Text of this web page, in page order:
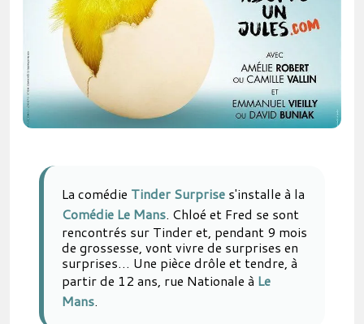
La comédie Tinder Surprise s'installe à la
Comédie Le Mans. Chloé et Fred se sont
rencontrés sur Tinder et, pendant 9 mois
de grossesse, vont vivre de surprises en
surprises… Une pièce drôle et tendre, à
partir de 12 ans, rue Nationale à Le
Mans.